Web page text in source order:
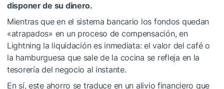
disponer de su dinero.
Mientras que en el sistema bancario los fondos quedan
«atrapados» en un proceso de compensación, en
Lightning la liquidación es inmediata: el valor del café o
la hamburguesa que sale de la cocina se refleja en la
tesorería del negocio al instante.
En sí, este ahorro se traduce en un alivio financiero que